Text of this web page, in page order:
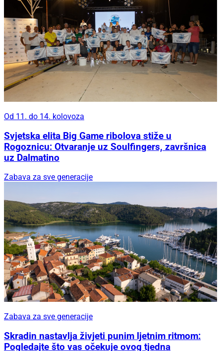
Od 11. do 14. kolovoza
Svjetska elita Big Game ribolova stiže u
Rogoznicu: Otvaranje uz Soulfingers, završnica
uz Dalmatino
Zabava za sve generacije
Zabava za sve generacije
Skradin nastavlja živjeti punim ljetnim ritmom:
Pogledajte što vas očekuje ovog tjedna